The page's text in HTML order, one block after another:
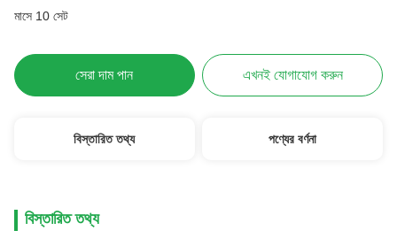
মাসে 10 সেট
সেরা দাম পান এখনই যোগাযোগ করুন
বিস্তারিত তথ্য পণ্যের বর্ণনা
বিস্তারিত তথ্য